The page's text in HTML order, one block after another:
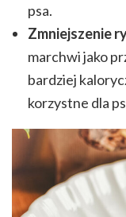
psa.
Zmniejszenie
marchwi jako
bardziej
korzystne dla